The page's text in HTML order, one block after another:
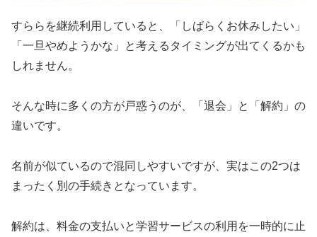
すららを継続利用していると、「しばらくお休みしたい」
「一旦やめようかな」と考えるタイミングが出てくるかも
しれません。
そんな時に多くの方が戸惑うのが、「退会」と「解約」の
違いです。
名前が似ているので混同しやすいですが、実はこの2つは
まったく別の手続きとなっています。
解約は、料金の支払いと学習サービスの利用を一時的に止